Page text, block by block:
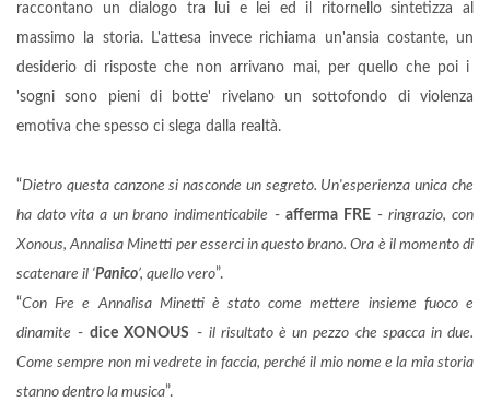
raccontano un dialogo tra lui e lei ed il ritornello sintetizza al
massimo la storia. L'attesa invece richiama un'ansia costante, un
desiderio di risposte che non arrivano mai, per quello che poi i
'sogni sono pieni di botte' rivelano un sottofondo di violenza
emotiva che spesso ci slega dalla realtà.
“Dietro questa canzone si nasconde un segreto. Un'esperienza unica che
ha dato vita a un brano indimenticabile -afferma FRE -ringrazio, con
Xonous, Annalisa Minetti per esserci in questo brano. Ora è il momento di
scatenare il ‘Panico’, quello vero”.
“Con Fre e Annalisa Minetti è stato come mettere insieme fuoco e
dinamite -dice XONOUS - il risultato è un pezzo che spacca in due.
Come sempre non mi vedrete in faccia, perché il mio nome e la mia storia
stanno dentro la musica”.